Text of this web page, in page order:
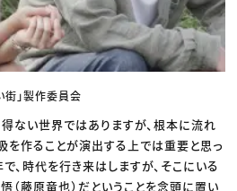
」製作委員会
得ない世界ではありますが、根本に流れ
を作ることが演出する上では重要と思っ
、時代を行き来はしますが、そこにいる
（藤原竜也）だということを念頭に置い